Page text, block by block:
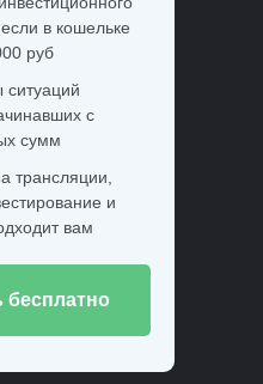
в кошельке
руб
ситуаций
с
сумм
трансляции,
и
вам
бесплатно